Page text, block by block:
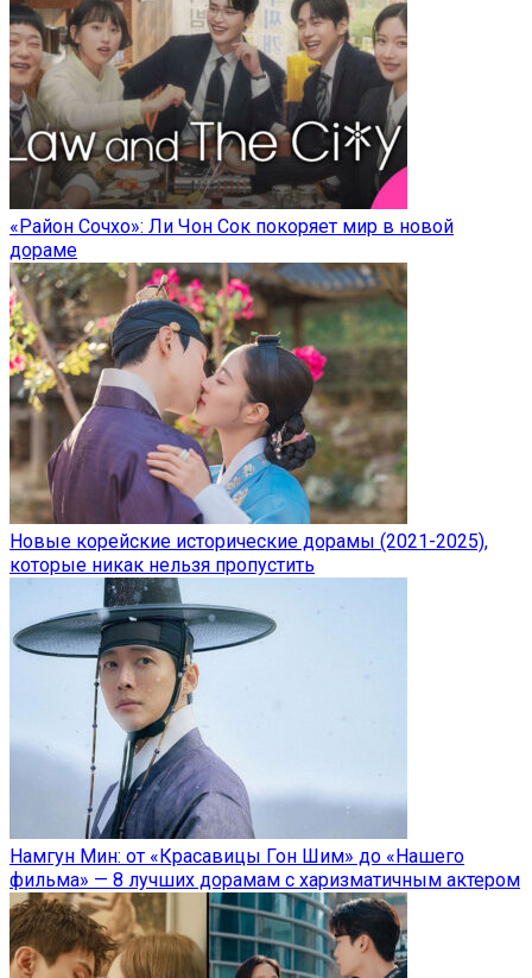
«Район Сочхо»: Ли Чон Сок покоряет мир в новой
дораме
Новые корейские исторические дорамы (2021-2025),
которые никак нельзя пропустить
Намгун Мин: от «Красавицы Гон Шим» до «Нашего
фильма» — 8 лучших дорамам с харизматичным актером